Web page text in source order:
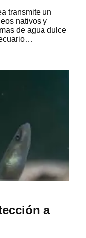
transmite un
nativos y
de agua dulce
a